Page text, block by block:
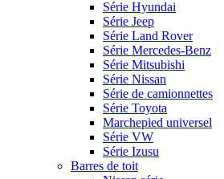
Série Hyundai
Série Jeep
Série Land Rover
Série Mercedes-Benz
Série Mitsubishi
Série Nissan
Série de camionnettes
Série Toyota
Marchepied universel
Série VW
Série Izusu
Barres de toit